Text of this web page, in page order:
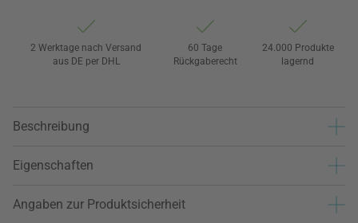
2 Werktage nach Versand
aus DE per DHL
60 Tage
Rückgaberecht
24.000 Produkte
lagernd
Beschreibung
Eigenschaften
Angaben zur Produktsicherheit